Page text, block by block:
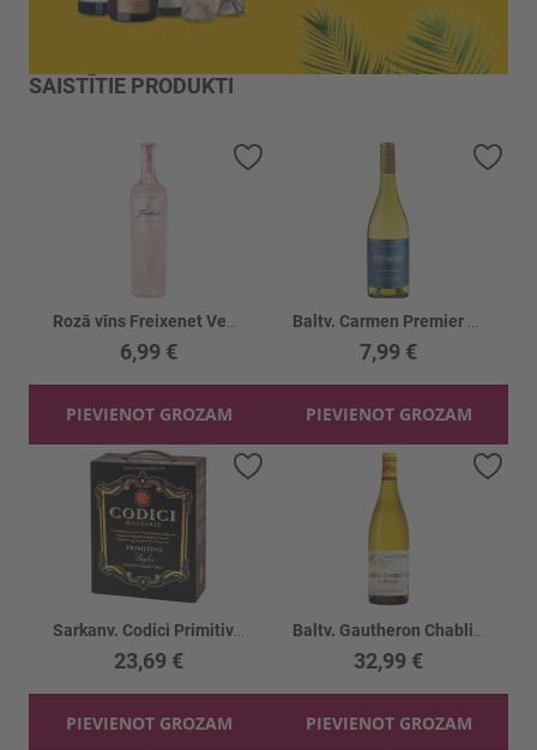
SAISTĪTIE PRODUKTI
6,99 €
PIEVIENOT GROZAM
7,99 €
PIEVIENOT GROZAM
23,69 €
PIEVIENOT GROZAM
Pievienot vēlmju sarakstam
32,99 €
PIEVIENOT GROZAM